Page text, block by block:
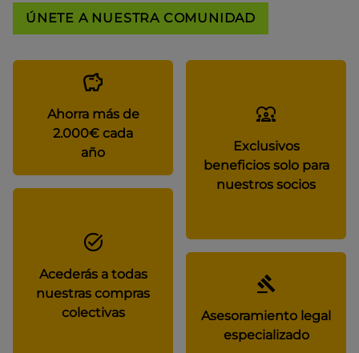
ÚNETE A NUESTRA COMUNIDAD
Ahorra más de
2.000€ cada
año
Exclusivos
beneficios solo para
nuestros socios
Acederás a todas
nuestras compras
colectivas
Asesoramiento legal
especializado